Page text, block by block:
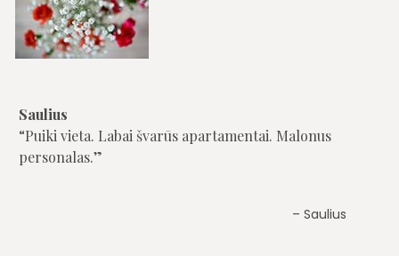
Saulius
Puiki vieta. Labai švarūs apartamentai. Malonus
personalas.
Saulius
VD šeima
Rami aplinka. uždaras kiemas. Tvarkingi
apartamentai, švarūs indai virtuvėlėje. Rankšluosčių
centrinio įėjimo į gintaro muziejaus parką, netoli iki